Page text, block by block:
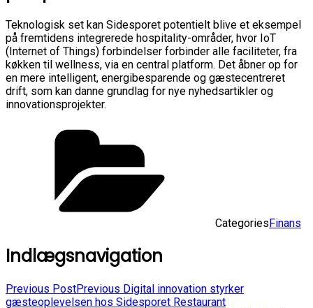
Teknologisk set kan Sidesporet potentielt blive et eksempel
på fremtidens integrerede hospitality-områder, hvor IoT
(Internet of Things) forbindelser forbinder alle faciliteter, fra
køkken til wellness, via en central platform. Det åbner op for
en mere intelligent, energibesparende og gæstecentreret
drift, som kan danne grundlag for nye nyhedsartikler og
innovationsprojekter.
CategoriesFinans
Indlægsnavigation
Previous PostPrevious Digital innovation styrker
gæsteoplevelsen hos Sidesporet Restaurant